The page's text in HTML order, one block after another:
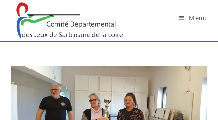
content
Menu